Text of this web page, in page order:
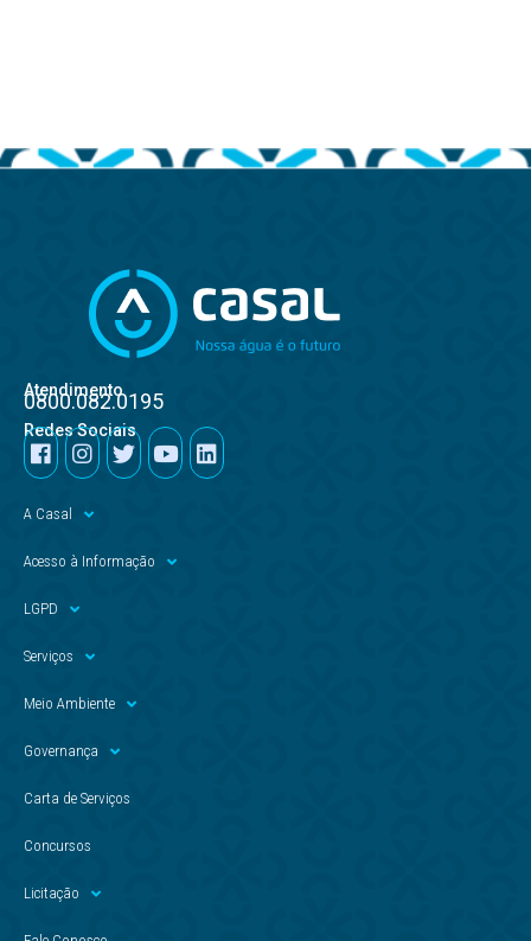
Atendimento
0800.082.0195
Redes Sociais
A Casal
Acesso à Informação
LGPD
Serviços
Meio Ambiente
Governança
Carta de Serviços
Concursos
Licitação